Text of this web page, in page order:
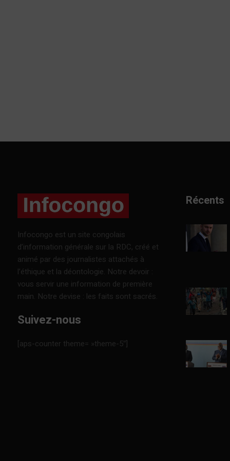
Infocongo est un site congolais
d’information générale sur la RDC, créé et
animé par des journalistes attachés à
l’éthique et la déontologie. Notre devoir :
vous servir une information de première
main. Notre devise : les faits sont sacrés.
Suivez-nous
[aps-counter theme= »theme-5″]
Récents